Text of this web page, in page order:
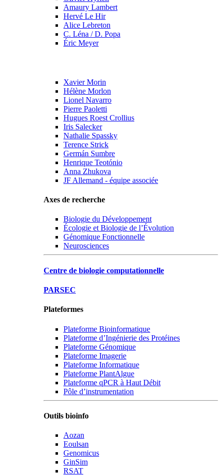
Amaury Lambert
Hervé Le Hir
Alice Lebreton
C. Léna / D. Popa
Éric Meyer
Xavier Morin
Hélène Morlon
Lionel Navarro
Pierre Paoletti
Hugues Roest Crollius
Iris Salecker
Nathalie Spassky
Terence Strick
Germán Sumbre
Henrique Teotónio
Anna Zhukova
JF Allemand - équipe associée
Axes de recherche
Biologie du Développement
Écologie et Biologie de l’Évolution
Génomique Fonctionnelle
Neurosciences
Centre de biologie computationnelle
PARSEC
Plateformes
Plateforme Bioinformatique
Plateforme d’Ingénierie des Protéines
Plateforme Génomique
Plateforme Imagerie
Plateforme Informatique
Plateforme PlantAlgue
Plateforme qPCR à Haut Débit
Pôle d’instrumentation
Outils bioinfo
Aozan
Eoulsan
Genomicus
GinSim
RSAT